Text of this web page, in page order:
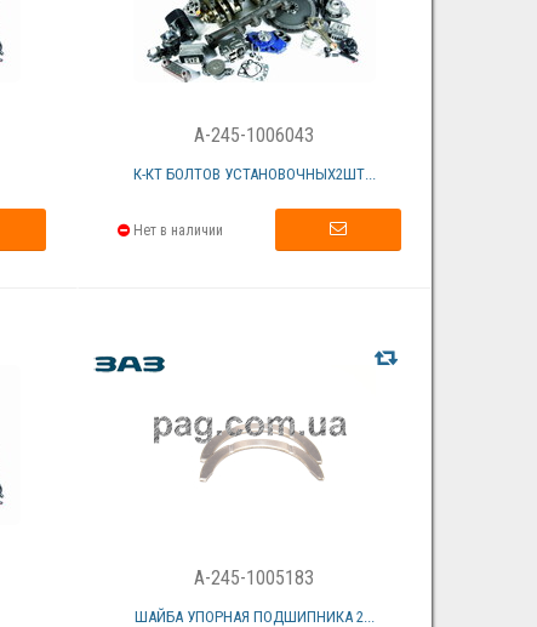
A-245-1006043
К-КТ БОЛТОВ УСТАНОВОЧНЫХ2ШТ...
Нет в наличии
A-245-1005183
ШАЙБА УПОРНАЯ ПОДШИПНИКА 2...